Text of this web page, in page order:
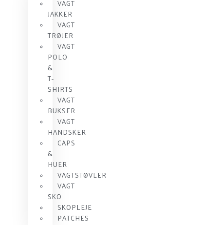
VAGT
JAKKER
VAGT
TRØJER
VAGT
POLO
&
T-
SHIRTS
VAGT
BUKSER
VAGT
HANDSKER
CAPS
&
HUER
VAGTSTØVLER
VAGT
SKO
SKOPLEJE
PATCHES